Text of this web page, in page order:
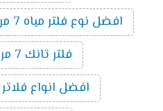
افضل نوع فلتر مياه 7 مراحل
فلتر تانك 7 مراحل بى تك
افضل انواع فلاتر